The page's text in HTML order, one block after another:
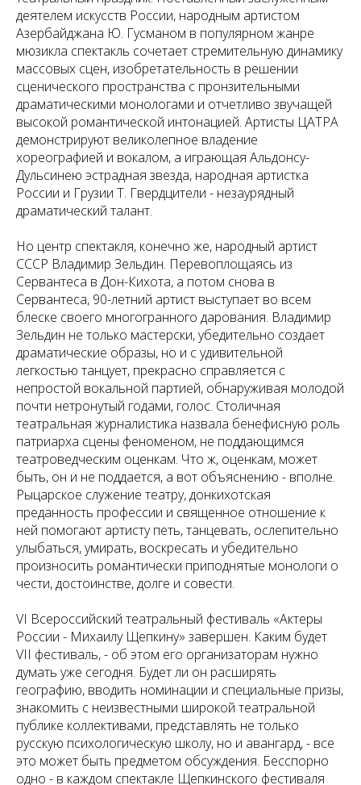
деятелем искусств России, народным артистом
Азербайджана Ю. Гусманом в популярном жанре
мюзикла спектакль сочетает стремительную динамику
массовых сцен, изобретательность в решении
сценического пространства с пронзительными
драматическими монологами и отчетливо звучащей
высокой романтической интонацией. Артисты ЦАТРА
демонстрируют великолепное владение
хореографией и вокалом, а играющая Альдонсу-
Дульсинею эстрадная звезда, народная артистка
России и Грузии Т. Гвердцители - незаурядный
драматический талант.
Но центр спектакля, конечно же, народный артист
СССР Владимир Зельдин. Перевоплощаясь из
Сервантеса в Дон-Кихота, а потом снова в
Сервантеса, 90-летний артист выступает во всем
блеске своего многогранного дарования. Владимир
Зельдин не только мастерски, убедительно создает
драматические образы, но и с удивительной
легкостью танцует, прекрасно справляется с
непростой вокальной партией, обнаруживая молодой
почти нетронутый годами, голос. Столичная
театральная журналистика назвала бенефисную роль
патриарха сцены феноменом, не поддающимся
театроведческим оценкам. Что ж, оценкам, может
быть, он и не поддается, а вот объяснению - вполне.
Рыцарское служение театру, донкихотская
преданность профессии и священное отношение к
ней помогают артисту петь, танцевать, ослепительно
улыбаться, умирать, воскресать и убедительно
произносить романтически приподнятые монологи о
чести, достоинстве, долге и совести.
VI Всероссийский театральный фестиваль «Актеры
России - Михаилу Щепкину» завершен. Каким будет
VII фестиваль, - об этом его организаторам нужно
думать уже сегодня. Будет ли он расширять
географию, вводить номинации и специальные призы,
знакомить с неизвестными широкой театральной
публике коллективами, представлять не только
русскую психологическую школу, но и авангард, - все
это может быть предметом обсуждения. Бесспорно
одно - в каждом спектакле Щепкинского фестиваля